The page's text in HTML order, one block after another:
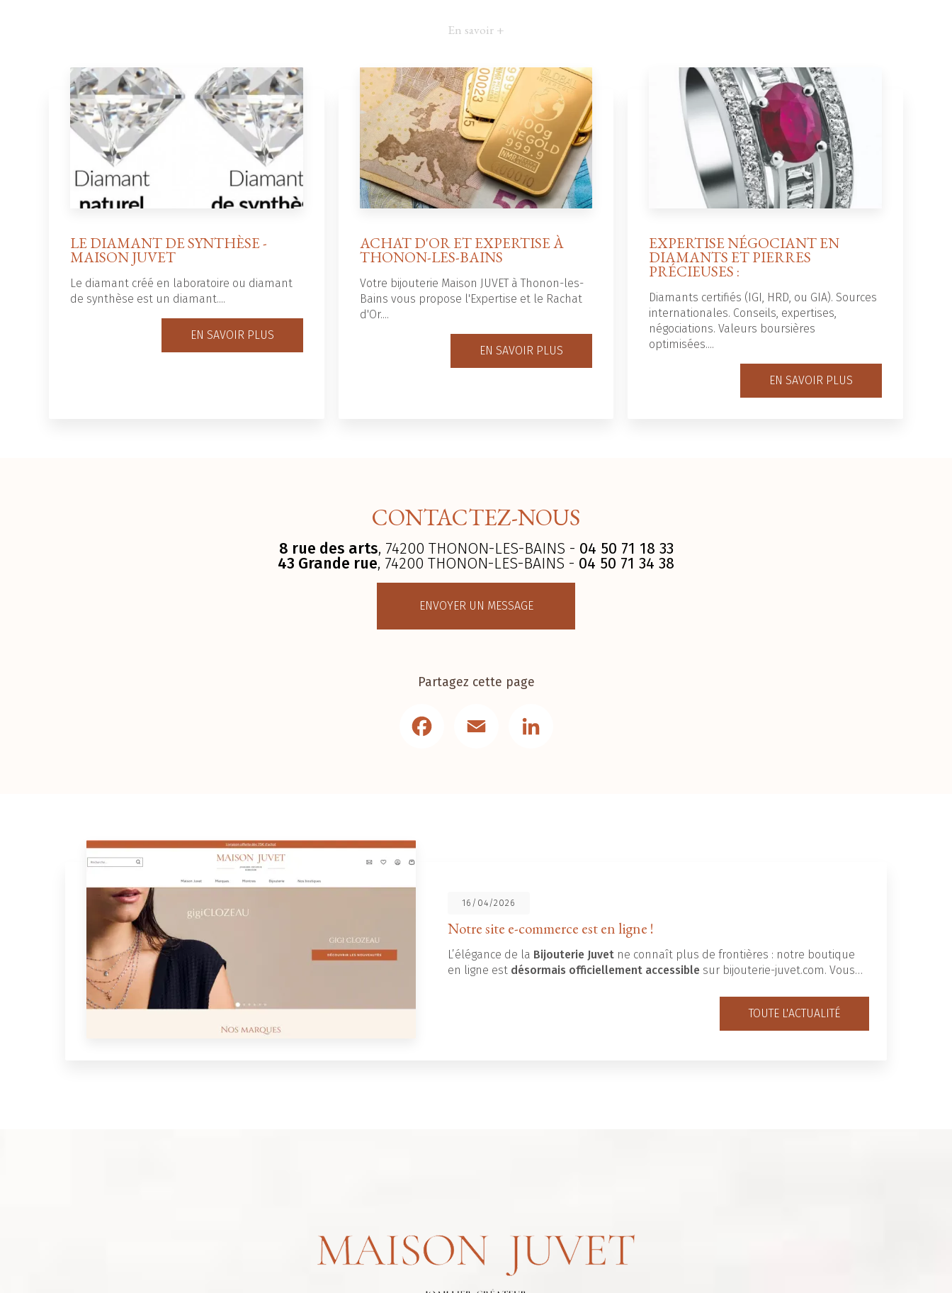
En savoir +
LE DIAMANT DE SYNTHÈSE -
MAISON JUVET
Le diamant créé en laboratoire ou diamant
de synthèse est un diamant....
EN SAVOIR PLUS
ACHAT D'OR ET EXPERTISE À
THONON-LES-BAINS
Votre bijouterie Maison JUVET à Thonon-les-
Bains vous propose l'Expertise et le Rachat
d'Or....
EN SAVOIR PLUS
EXPERTISE NÉGOCIANT EN
DIAMANTS ET PIERRES
PRÉCIEUSES :
Diamants certifiés (IGI, HRD, ou GIA). Sources
internationales. Conseils, expertises,
négociations. Valeurs boursières
optimisées....
EN SAVOIR PLUS
CONTACTEZ-NOUS
8 rue des arts, 74200 THONON-LES-BAINS - 04 50 71 18 33
43 Grande rue, 74200 THONON-LES-BAINS - 04 50 71 34 38
ENVOYER UN MESSAGE
Partagez cette page
16/04/2026
Notre site e-commerce est en ligne !
L’élégance de la Bijouterie Juvet ne connaît plus de frontières : notre boutique
en ligne est désormais officiellement accessible sur bijouterie-juvet.com. Vous…
TOUTE L'ACTUALITÉ